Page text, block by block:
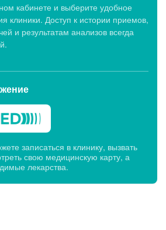
кабинете и выберите удобное
клиники. Доступ к истории приемов,
и результатам анализов всегда
записаться в клинику, вызвать
свою медицинскую карту, а
лекарства.